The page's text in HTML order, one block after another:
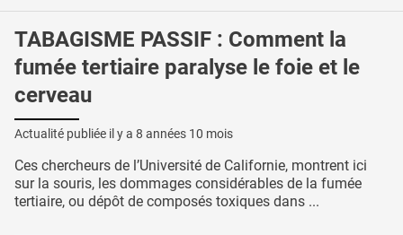
TABAGISME PASSIF : Comment la
fumée tertiaire paralyse le foie et le
cerveau
Actualité publiée il y a 8 années 10 mois
Ces chercheurs de l’Université de Californie, montrent ici
sur la souris, les dommages considérables de la fumée
tertiaire, ou dépôt de composés toxiques dans ...